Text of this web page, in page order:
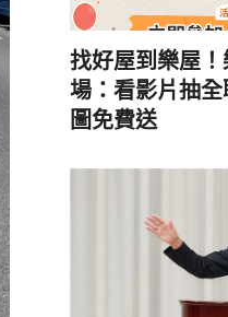
找好屋到樂屋
場：看影片抽全
圖免費送